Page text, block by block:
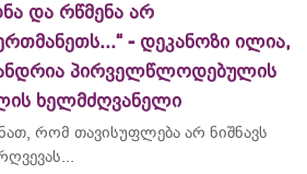
და რწმენა არ
- დეკანოზი ილია,
ანდრია პირველწლოდებულის
ხელმძღვანელი
რომ თავისუფლება არ ნიშნავს